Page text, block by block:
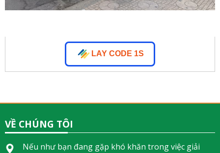
LAY CODE 1S
VỀ CHÚNG TÔI
Nếu như bạn đang gặp khó khăn trong việc giải